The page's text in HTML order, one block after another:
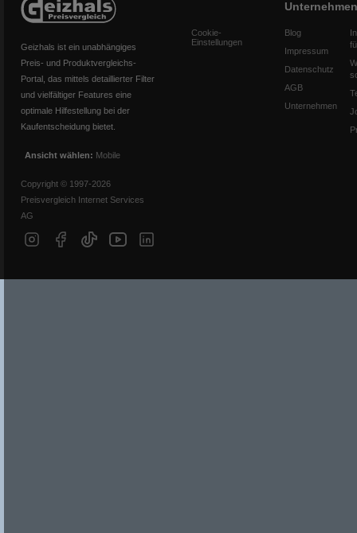
Geizhals ist ein unabhängiges
Preis- und Produktvergleichs-
Portal, das mittels detaillierter Filter
und vielfältiger Features eine
optimale Hilfestellung bei der
Kaufentscheidung bietet.
Ansicht wählen: Mobile
Copyright © 1997-2026
Preisvergleich Internet Services
AG
Cookie-
Einstellungen
Unternehmen
Blog
Impressum
Datenschutz
AGB
Unternehmen